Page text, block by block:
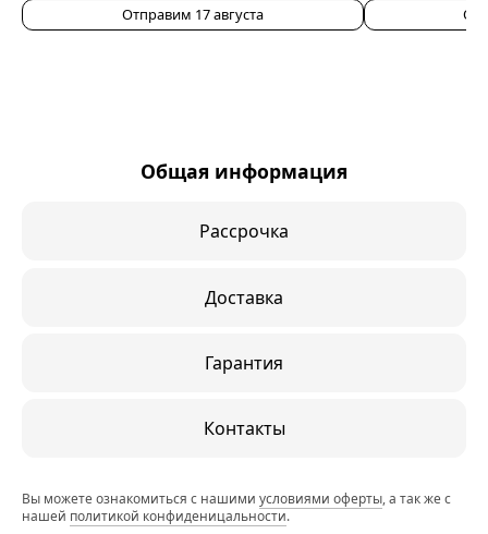
Отправим 17 августа
Общая информация
Рассрочка
Доставка
Гарантия
Контакты
Вы можете ознакомиться с нашими условиями оферты, а так же с
нашей политикой конфиденицальности.